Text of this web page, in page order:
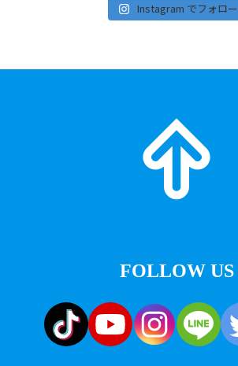
Instagram でフォロー
FOLLOW US